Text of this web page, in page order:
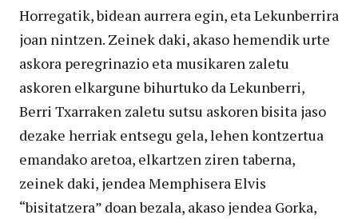
Horregatik, bidean aurrera egin, eta Lekunberrira
joan nintzen. Zeinek daki, akaso hemendik urte
askora peregrinazio eta musikaren zaletu
askoren elkargune bihurtuko da Lekunberri,
Berri Txarraken zaletu sutsu askoren bisita jaso
dezake herriak entsegu gela, lehen kontzertua
emandako aretoa, elkartzen ziren taberna,
zeinek daki, jendea Memphisera Elvis
“bisitatzera” doan bezala, akaso jendea Gorka,